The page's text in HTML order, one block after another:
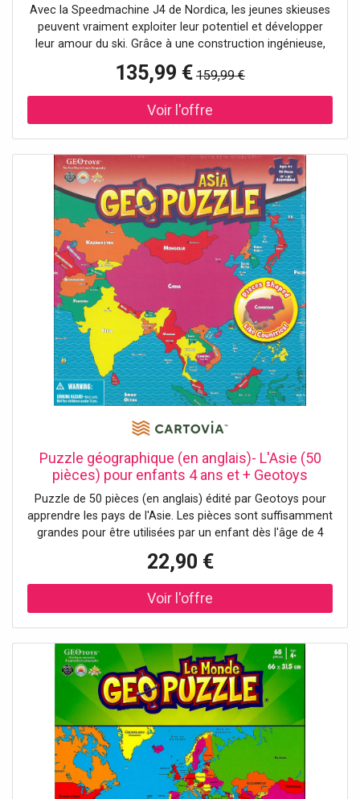
Avec la Speedmachine J4 de Nordica, les jeunes skieuses
peuvent vraiment exploiter leur potentiel et développer
leur amour du ski. Grâce à une construction ingénieuse,
un meilleur contrôle. Pour un équilibre encore plus sûr, une
meilleure sensation et un meilleur comportement en
virage, la Speedmachine J4 vous met dans une position
neutre. La quatrième boucle offre un maintien
la chaussure. Et pour un maximum de chaleur et de
confort, elle est équipée d'un chausson douillet. La
Speedmachine J4 de Nordica encourage les jeunes
skieuses à progresser rapidement et leur permet de
passer un moment incroyable sur les pistes. Détails:
Last: JR Volume: JUNIOR Soles: 5355 PU (extra sales kit:
Gripwalk) Shell: TRIAX Cuff: TRIAX Liner: Comfort fit
Schnallen: 4 MICRO ALU MIX Power Strap: 25 MM
Farbbezeichnung: Light Blue/White/Rose
135,99 € 159,99 €
Puzzle géographique (en anglais)- L'Asie (50
pièces) pour enfants 4 ans et + Geotoys
Puzzle de 50 pièces (en anglais) édité par Geotoys pour
apprendre les pays de l'Asie. Les pièces sont suffisamment
grandes pour être utilisées par un enfant dès l'âge de 4
sont découpées à la forme réelle des pays. Cette
présentation permet aux enfants de développer leurs
aptitudes cognitives (y compris la connaissance, la
perception,...). L'énigmatique en soi améliore également la
problèmes. Ce puzzle est fabriqué en Allemagne, à partir
de matériaux recyclés. Dimensions du puzzle assemblé :
48,3 x 40,6 cm.
22,90 €